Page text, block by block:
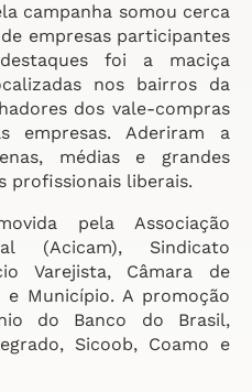
campanha somou cerca
empresas participantes
foi a maciça
nos bairros da
dos vale-compras
empresas. Aderiram a
médias e grandes
profissionais liberais.
pela Associação
(Acicam), Sindicato
Varejista, Câmara de
e Município. A promoção
do Banco do Brasil,
Sicoob, Coamo e